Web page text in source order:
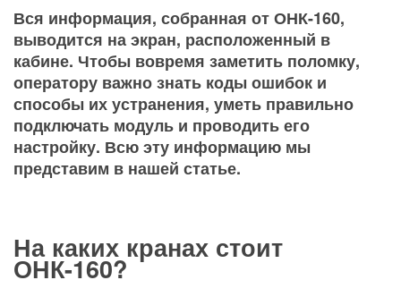
Вся информация, собранная от ОНК-160,
выводится на экран, расположенный в
кабине. Чтобы вовремя заметить поломку,
оператору важно знать коды ошибок и
способы их устранения, уметь правильно
подключать модуль и проводить его
настройку. Всю эту информацию мы
представим в нашей статье.
На каких кранах стоит
ОНК-160?